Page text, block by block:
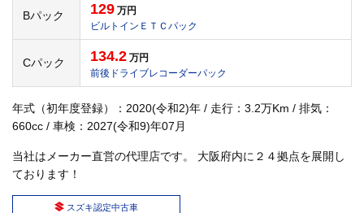
Bパック 129 万円
ビルトインＥＴＣパック
Cパック 134.2 万円
前後ドライブレコーダーパック
年式（初年度登録）：2020(令和2)年 / 走行：3.2万Km / 排気：
660cc / 車検：2027(令和9)年07月
当社はメーカー直営の代理店です。 大阪府内に２４拠点を展開し
ております！
スズキ認定中古車